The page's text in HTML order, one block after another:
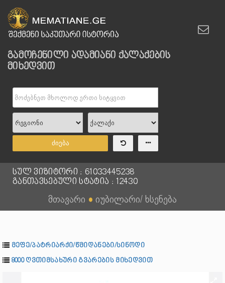
გამოჩენილი ადამიანი ქალაქების
მიხედვით
ძიება
სულ ვიზიტორი : 61033445238
განთავსებული სტატია : 12430
მთავარი ● იუბილარი/ ხსენება
მეფე/პატრიარქი/წმიდანები/სინოდი
8000 ღვთიმსახური გვარების მიხედვით